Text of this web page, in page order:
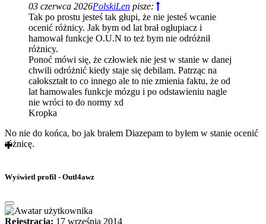
03 czerwca 2026PolskiLen pisze:
Tak po prostu jesteś tak głupi, że nie jesteś wcanie
ocenić różnicy. Jak bym od lat brał ogłupiacz i
hamował funkcje O.U.N to też bym nie odróżnił
różnicy.
Ponoć mówi się, że człowiek nie jest w stanie w danej
chwili odróżnić kiedy staje się debilam. Patrząc na
całokształt to co innego ale to nie zmienia faktu, że od
lat hamowales funkcje mózgu i po odstawieniu nagle
nie wróci to do normy xd
Kropka
No nie do końca, bo jak brałem Diazepam to byłem w stanie ocenić
różnicę.
Wyświetl profil - Outl4awz
Rejestracja: 17 września 2014